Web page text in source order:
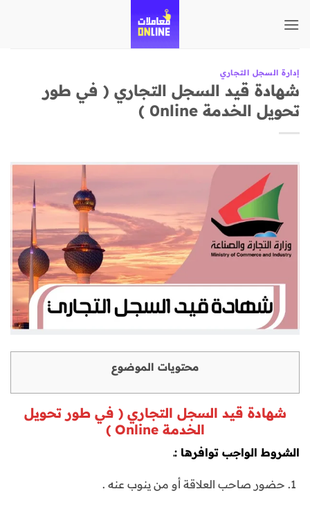
للمحتوى
إدارة السجل التجاري
شهادة قيد السجل التجاري ( في طور
تحويل الخدمة 0nline )
محتويات الموضوع
شهادة قيد السجل التجاري ( في طور تحويل
الخدمة Online )
الشروط الواجب توافرها :ـ
حضور صاحب العلاقة أو من ينوب عنه .